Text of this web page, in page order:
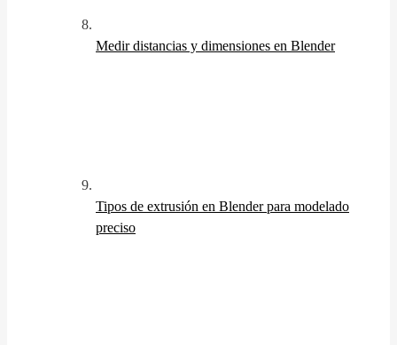
Medir distancias y dimensiones en Blender
Tipos de extrusión en Blender para modelado
preciso